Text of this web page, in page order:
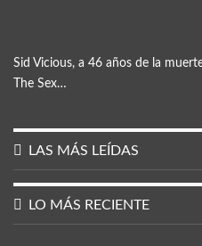
Sid Vicious, a 46 años de la
The Sex…
LAS MÁS LEÍDAS
LO MÁS RECIENTE